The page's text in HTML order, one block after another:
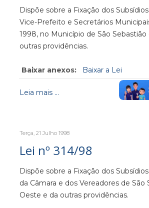
Dispõe sobre a Fixação dos
Vice-Prefeito e Secretários
1998, no Município de São
outras providências.
Baixar anexos: Baixar a Lei
Leia mais ...
Terça, 21 Julho 1998
Lei nº 314/98
Dispõe sobre a Fixação dos
da Câmara e dos Vereadores de São
Oeste e da outras providências.